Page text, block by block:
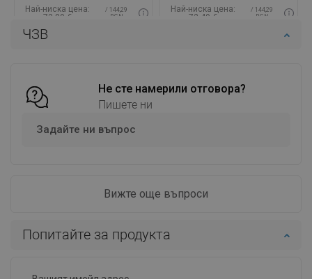
ЧЗВ
Не сте намерили отговора?
Пишете ни
Задайте ни въпрос
Вижте още въпроси
Попитайте за продукта
Най-ниска цена:
73,89 €
/ 144,29
BGN
Наличност:
favorite_border Любима
Сравнете
Най-ниска цена:
72,49 €
/ 144,29
BGN
favorite_border
Сравнете